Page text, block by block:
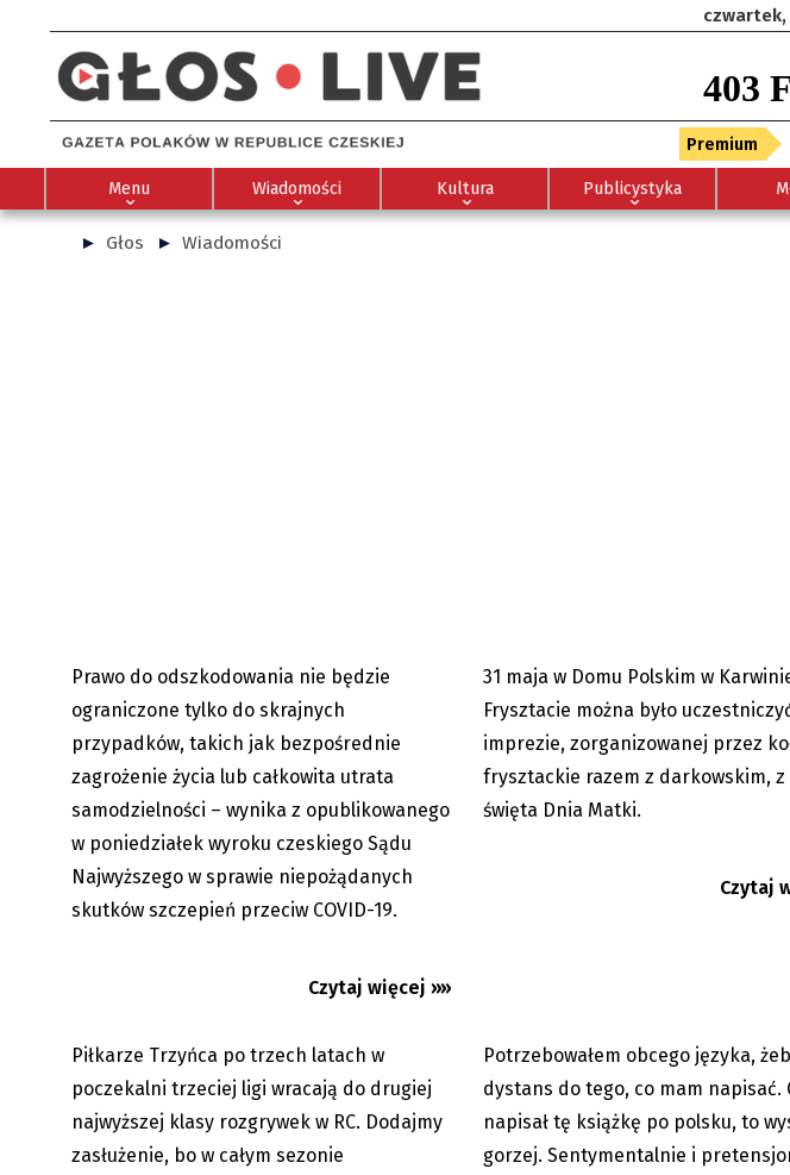
Premium
Menu Wiadomości Kultura Publicystyka
Głos Wiadomości
09.06.2026
Prawo do odszkodowania nie będzie
ograniczone tylko do skrajnych
przypadków, takich jak bezpośrednie
zagrożenie życia lub całkowita utrata
samodzielności – wynika z opublikowanego
w poniedziałek wyroku czeskiego Sądu
Najwyższego w sprawie niepożądanych
skutków szczepień przeciw COVID-19.
Czytaj więcej »»
31 maja w Domu Polskim w
Frysztacie można było
imprezie, zorganizowanej przez
frysztackie razem z darkowskim, z
święta Dnia Matki.
Czytaj
08.06.2026
Piłkarze Trzyńca po trzech latach w
poczekalni trzeciej ligi wracają do drugiej
najwyższej klasy rozgrywek w RC. Dodajmy
zasłużenie, bo w całym sezonie
Potrzebowałem obcego języka,
dystans do tego, co mam napisać.
napisał tę książkę po polsku, to
gorzej. Sentymentalnie i